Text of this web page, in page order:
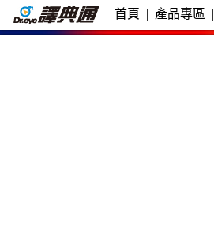
首頁 | 產品專區 |